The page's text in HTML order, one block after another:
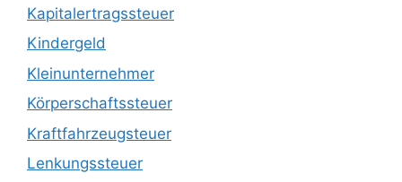
Kapitalertragssteuer
Kindergeld
Kleinunternehmer
Körperschaftssteuer
Kraftfahrzeugsteuer
Lenkungssteuer